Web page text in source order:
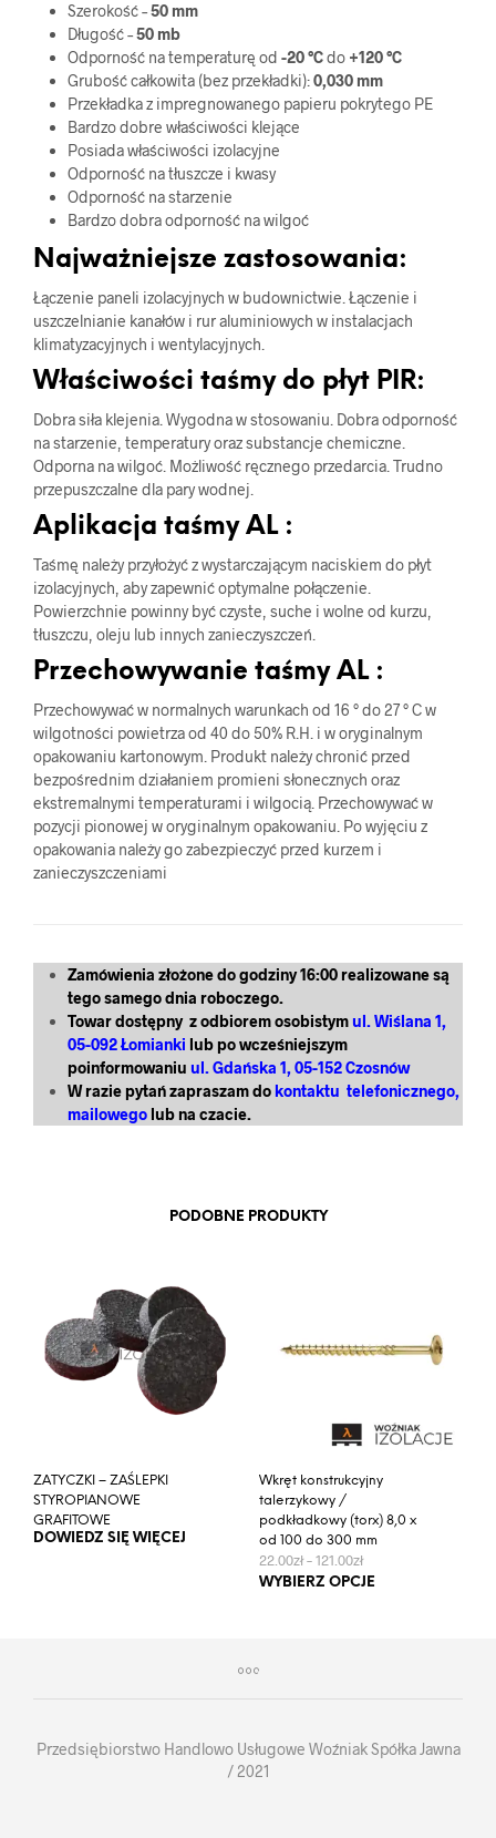
Szerokość –50 mm
Długość –50 mb
Odporność na temperaturę od -20 °Cdo +120 °C
Grubość całkowita (bez przekładki):0,030 mm
Przekładka z impregnowanego papieru pokrytego PE
Bardzo dobre właściwości klejące
Posiada właściwości izolacyjne
Odporność na tłuszcze i kwasy
Odporność na starzenie
Bardzo dobra odporność na wilgoć
Najważniejsze zastosowania:
Łączenie paneli izolacyjnych w budownictwie. Łączenie i
uszczelnianie kanałów i rur aluminiowych w instalacjach
klimatyzacyjnych i wentylacyjnych.
Właściwości taśmy do płyt PIR:
Dobra siła klejenia. Wygodna w stosowaniu. Dobra odporność
na starzenie, temperatury oraz substancje chemiczne.
Odporna na wilgoć. Możliwość ręcznego przedarcia. Trudno
przepuszczalne dla pary wodnej.
Aplikacja taśmy AL :
Taśmę należy przyłożyć z wystarczającym naciskiem do płyt
izolacyjnych, aby zapewnić optymalne połączenie.
Powierzchnie powinny być czyste, suche i wolne od kurzu,
tłuszczu, oleju lub innych zanieczyszczeń.
Przechowywanie taśmy AL :
Przechowywać w normalnych warunkach od 16 ° do 27 ° C w
wilgotności powietrza od 40 do 50% R.H. i w oryginalnym
opakowaniu kartonowym. Produkt należy chronić przed
bezpośrednim działaniem promieni słonecznych oraz
ekstremalnymi temperaturami i wilgocią. Przechowywać w
pozycji pionowej w oryginalnym opakowaniu. Po wyjęciu z
opakowania należy go zabezpieczyć przed kurzem i
zanieczyszczeniami
Zamówienia złożone do godziny 16:00 realizowane są
tego samego dnia roboczego.
Towar dostępny z odbiorem osobistym ul. Wiślana 1,
05-092 Łomianki lub po wcześniejszym
poinformowaniu ul. Gdańska 1, 05-152 Czosnów
W razie pytań zapraszam dokontaktu telefonicznego,
mailowegolub na czacie.
PODOBNE PRODUKTY
ZATYCZKI – ZAŚLEPKI
STYROPIANOWE
GRAFITOWE
DOWIEDZ SIĘ WIĘCEJ
Wkręt konstrukcyjny
talerzykowy /
podkładkowy (torx) 8,0 x
od 100 do 300 mm
22.00zł–121.00złZakres
cen:
WYBIERZ OPCJE
Przedsiębiorstwo Handlowo Usługowe Woźniak Spółka Jawna
/ 2021